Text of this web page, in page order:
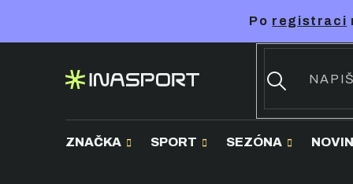
Po registraci
ZNAČKA SPORT SEZÓNA